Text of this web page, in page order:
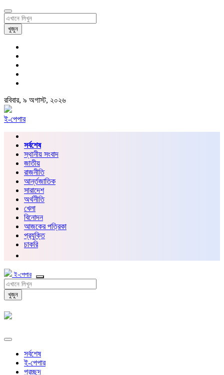
খুজুন
রবিবার, ৯ অগাস্ট, ২০২৬
ই-পেপার
সর্বশেষ
স্থানীয় সংবাদ
জাতীয়
রাজনীতি
আর্ন্তজাতিক
সারাদেশ
অর্থনীতি
খেলা
বিনোদন
আজকের পত্রিকা
প্রযুক্তি
চাকরি
ই-পেপার
খুজুন
সর্বশেষ
ই-পেপার
প্রচ্ছদ